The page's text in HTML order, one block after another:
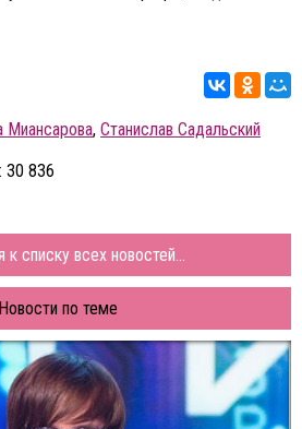
Миансарова, Станислав Садальский
30 836
к списку всех новостей...
Новости по теме